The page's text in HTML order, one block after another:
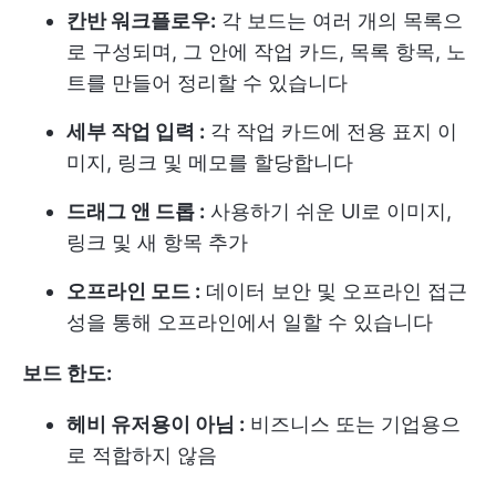
칸반 워크플로우: 각 보드는 여러 개의 목록으
로 구성되며, 그 안에 작업 카드, 목록 항목, 노
트를 만들어 정리할 수 있습니다
세부 작업 입력 : 각 작업 카드에 전용 표지 이
미지, 링크 및 메모를 할당합니다
드래그 앤 드롭 : 사용하기 쉬운 UI로 이미지,
링크 및 새 항목 추가
오프라인 모드 : 데이터 보안 및 오프라인 접근
성을 통해 오프라인에서 일할 수 있습니다
보드 한도:
헤비 유저용이 아님 : 비즈니스 또는 기업용으
로 적합하지 않음